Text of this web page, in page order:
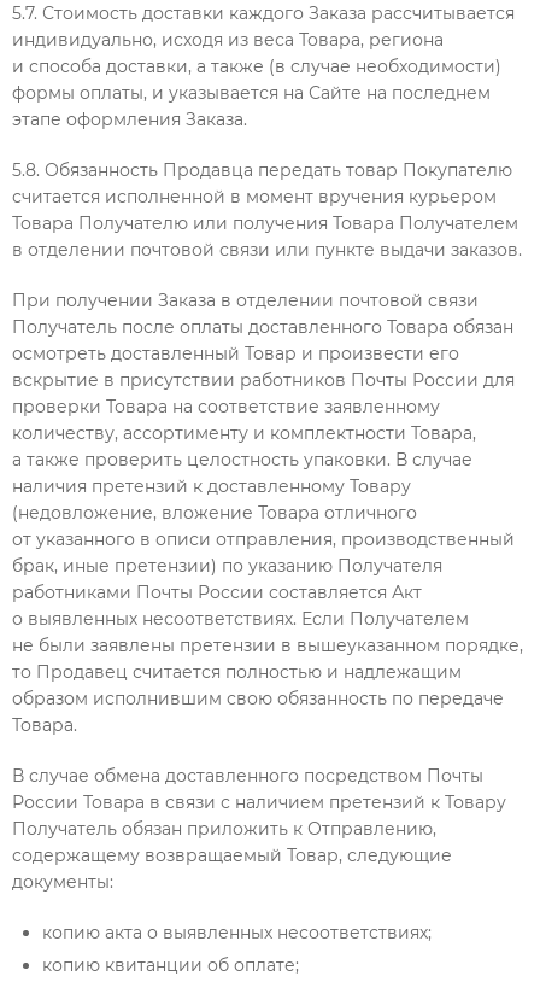
5.7. Стоимость доставки каждого Заказа рассчитывается
индивидуально, исходя из веса Товара, региона
и способа доставки, а также (в случае необходимости)
формы оплаты, и указывается на Сайте на последнем
этапе оформления Заказа.
5.8. Обязанность Продавца передать товар Покупателю
считается исполненной в момент вручения курьером
Товара Получателю или получения Товара Получателем
в отделении почтовой связи или пункте выдачи заказов.
При получении Заказа в отделении почтовой связи
Получатель после оплаты доставленного Товара обязан
осмотреть доставленный Товар и произвести его
вскрытие в присутствии работников Почты России для
проверки Товара на соответствие заявленному
количеству, ассортименту и комплектности Товара,
а также проверить целостность упаковки. В случае
наличия претензий к доставленному Товару
(недовложение, вложение Товара отличного
от указанного в описи отправления, производственный
брак, иные претензии) по указанию Получателя
работниками Почты России составляется Акт
о выявленных несоответствиях. Если Получателем
не были заявлены претензии в вышеуказанном порядке,
то Продавец считается полностью и надлежащим
образом исполнившим свою обязанность по передаче
Товара.
В случае обмена доставленного посредством Почты
России Товара в связи с наличием претензий к Товару
Получатель обязан приложить к Отправлению,
содержащему возвращаемый Товар, следующие
документы:
копию акта о выявленных несоответствиях;
копию квитанции об оплате;